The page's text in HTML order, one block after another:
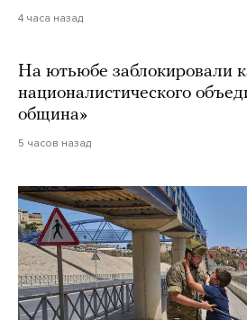
4 часа назад
На ютьюбе заблокировали
националистического
община»
5 часов назад